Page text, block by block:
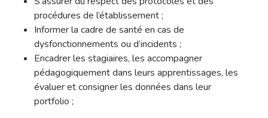
procédures de l’établissement ;
Informer la cadre de santé en cas de
dysfonctionnements ou d’incidents ;
Encadrer les stagiaires, les accompagner
pédagogiquement dans leurs apprentissages, les
évaluer et consigner les données dans leur
portfolio ;